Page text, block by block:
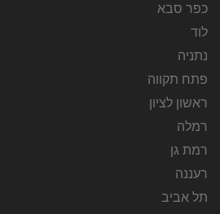
כפר סבא
לוד
נתניה
פתח תקווה
ראשון לציון
רמלה
רמת גן
רעננה
תל אביב